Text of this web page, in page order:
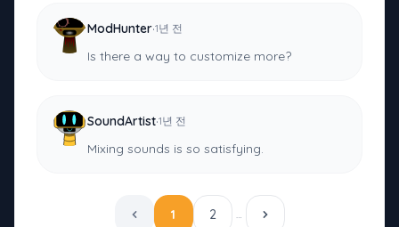
ModHunter·1년 전
Is there a way to customize more?
SoundArtist·1년 전
Mixing sounds is so satisfying.
1 2 …